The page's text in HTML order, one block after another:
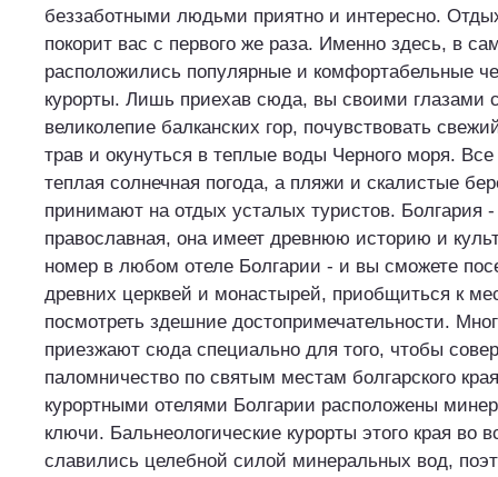
беззаботными людьми приятно и интересно.
покорит вас с первого же раза. Именно здесь, в
расположились популярные и комфортабельные
курорты. Лишь приехав сюда, вы своими глазами
великолепие балканских гор, почувствовать
трав и окунуться в теплые воды Черного моря. Все
теплая солнечная погода, а пляжи и скалистые
принимают на отдых усталых туристов. Болгария -
православная, она имеет древнюю историю и
номер в любом отеле Болгарии - и вы сможете
древних церквей и монастырей, приобщиться к
посмотреть здешние достопримечательности.
приезжают сюда специально для того, чтобы
паломничество по святым местам болгарского
курортными отелями Болгарии расположены
ключи. Бальнеологические курорты этого края во
славились целебной силой минеральных вод,